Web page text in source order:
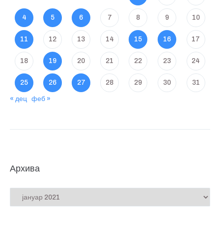
4 5 6 7 8 9 10
11 12 13 14 15 16 17
18 19 20 21 22 23 24
25 26 27 28 29 30 31
« дец феб »
Архива